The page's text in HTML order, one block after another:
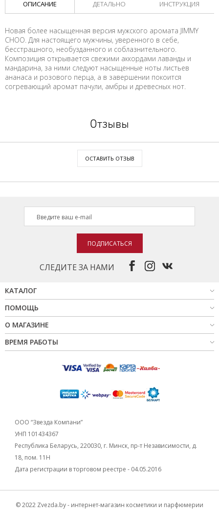
ОПИСАНИЕ ДЕТАЛЬНО ИНСТРУКЦИЯ
Новая более насыщенная версия мужского аромата JIMMY
CHOO. Для настоящего мужчины, уверенного в себе,
бесстрашного, необузданного и соблазнительного.
Композиция открывается свежими аккордами лаванды и
мандарина, за ними следуют насыщенные ноты листьев
ананаса и розового перца, а в завершении покоится
согревающий аромат пачули, амбры и древесных нот.
Отзывы
ОСТАВИТЬ ОТЗЫВ
СЛЕДИТЕ ЗА НАМИ
ПОДПИСАТЬСЯ
КАТАЛОГ
ПОМОЩЬ
О МАГАЗИНЕ
ВРЕМЯ РАБОТЫ
ООО “Звезда Компани”
УНП 101434367
Республика Беларусь, 220030, г. Минск, пр-т Независимости, д.
18, пом. 11Н
Дата регистрации в торговом реестре - 04.05.2016
© 2022 Zvezda.by - интернет-магазин косметики и парфюмерии